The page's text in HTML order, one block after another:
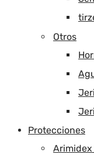
Otros
Protecciones
Arimidex